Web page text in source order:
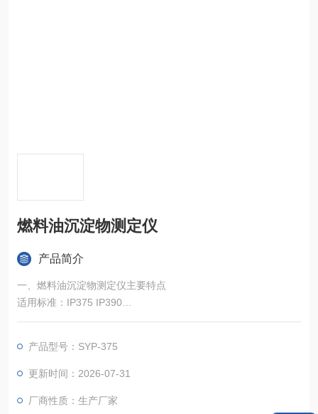
燃料油沉淀物测定仪
产品简介
一、燃料油沉淀物测定仪主要特点
适用标准：IP375 IP390
适用于测定100℃粘度小于55mm²/s的残渣燃料油及含有残渣组
仪器由金属恒温浴、电控装置、加热过滤装置、蒸汽发生器、真
老化浴由合金铝制作而成，双加热孔，导热均匀。
产品型号：SYP-375
更新时间：2026-07-31
厂商性质：生产厂家